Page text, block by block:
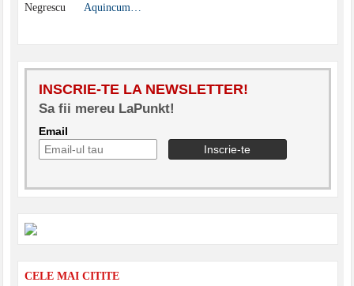
Aquincum…
INSCRIE-TE LA NEWSLETTER!
Sa fii mereu LaPunkt!
Email
CELE MAI CITITE